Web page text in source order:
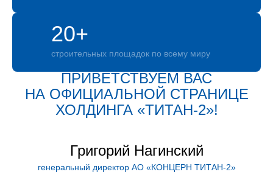
20+
строительных площадок по всему миру
ПРИВЕТСТВУЕМ ВАС
НА ОФИЦИАЛЬНОЙ СТРАНИЦЕ
ХОЛДИН­ГА «ТИТАН‑2»!
Григорий Нагинский
генеральный директор АО «КОНЦЕРН ТИТАН‑2»